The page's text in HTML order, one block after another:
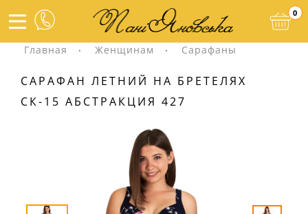
0
Главная Женщинам Сарафаны
САРАФАН ЛЕТНИЙ НА БРЕТЕЛЯХ
СК-15 АБСТРАКЦИЯ 427